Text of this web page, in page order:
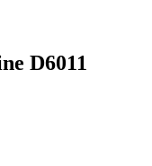
D6011